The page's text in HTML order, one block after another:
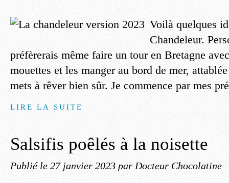
Voilà quelques
Chandeleur.
préfèrerais même faire un tour en Bretagne
mouettes et les manger au bord de mer,
mets à rêver bien sûr. Je commence par mes
LIRE LA SUITE
Salsifis poêlés à la noisette
Publié le 27 janvier 2023 par Docteur Chocolatine